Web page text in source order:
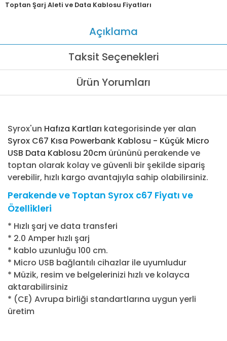
Toptan Şarj Aleti ve Data Kablosu Fiyatları
Açıklama
Taksit Seçenekleri
Ürün Yorumları
Syrox'un Hafıza Kartları kategorisinde yer alan
Syrox C67 Kısa Powerbank Kablosu - Küçük Micro
USB Data Kablosu 20cm ürününü perakende ve
toptan olarak kolay ve güvenli bir şekilde sipariş
verebilir, hızlı kargo avantajıyla sahip olabilirsiniz.
Perakende ve Toptan Syrox c67 Fiyatı ve
Özellikleri
* Hızlı şarj ve data transferi
* 2.0 Amper hızlı şarj
* kablo uzunluğu 100 cm.
* Micro USB bağlantılı cihazlar ile uyumludur
* Müzik, resim ve belgelerinizi hızlı ve kolayca
aktarabilirsiniz
* (CE) Avrupa birliği standartlarına uygun yerli
üretim